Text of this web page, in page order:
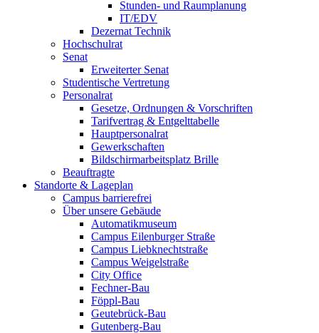
Stunden- und Raumplanung
IT/EDV
Dezernat Technik
Hochschulrat
Senat
Erweiterter Senat
Studentische Vertretung
Personalrat
Gesetze, Ordnungen & Vorschriften
Tarifvertrag & Entgelttabelle
Hauptpersonalrat
Gewerkschaften
Bildschirmarbeitsplatz Brille
Beauftragte
Standorte & Lageplan
Campus barrierefrei
Über unsere Gebäude
Automatikmuseum
Campus Eilenburger Straße
Campus Liebknechtstraße
Campus Weigelstraße
City Office
Fechner-Bau
Föppl-Bau
Geutebrück-Bau
Gutenberg-Bau